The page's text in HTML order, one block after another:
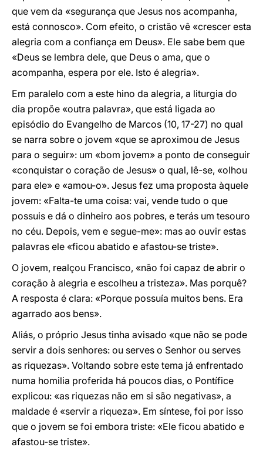
que vem da «segurança que Jesus nos acompanha,
está connosco». Com efeito, o cristão vê «crescer esta
alegria com a confiança em Deus». Ele sabe bem que
«Deus se lembra dele, que Deus o ama, que o
acompanha, espera por ele. Isto é alegria».
Em paralelo com a este hino da alegria, a liturgia do
dia propõe «outra palavra», que está ligada ao
episódio do Evangelho de Marcos (10, 17-27) no qual
se narra sobre o jovem «que se aproximou de Jesus
para o seguir»: um «bom jovem» a ponto de conseguir
«conquistar o coração de Jesus» o qual, lê-se, «olhou
para ele» e «amou-o». Jesus fez uma proposta àquele
jovem: «Falta-te uma coisa: vai, vende tudo o que
possuis e dá o dinheiro aos pobres, e terás um tesouro
no céu. Depois, vem e segue-me»: mas ao ouvir estas
palavras ele «ficou abatido e afastou-se triste».
O jovem, realçou Francisco, «não foi capaz de abrir o
coração à alegria e escolheu a tristeza». Mas porquê?
A resposta é clara: «Porque possuía muitos bens. Era
agarrado aos bens».
Aliás, o próprio Jesus tinha avisado «que não se pode
servir a dois senhores: ou serves o Senhor ou serves
as riquezas». Voltando sobre este tema já enfrentado
numa homilia proferida há poucos dias, o Pontífice
explicou: «as riquezas não em si são negativas», a
maldade é «servir a riqueza». Em síntese, foi por isso
que o jovem se foi embora triste: «Ele ficou abatido e
afastou-se triste».